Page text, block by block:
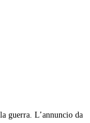
guerra. L’annuncio da